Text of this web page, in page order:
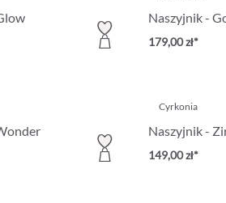
Naszyjnik -
179,00 zł*
Cyrkonia
Naszyjnik -
149,00 zł*